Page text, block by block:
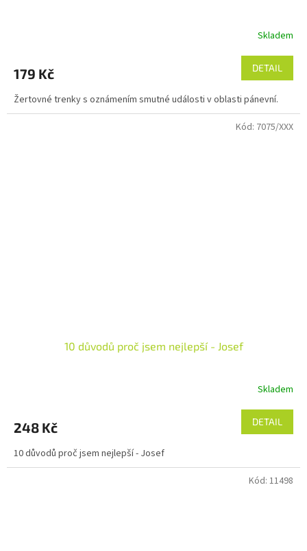
Skladem
179 Kč DETAIL
Žertovné trenky s oznámením smutné události v oblasti pánevní.
10 důvodů proč jsem nejlepší - Josef
je
z
5
Skladem
248 Kč DETAIL
10 důvodů proč jsem nejlepší - Josef
Kód: 7075/XXX
Kód: 11498